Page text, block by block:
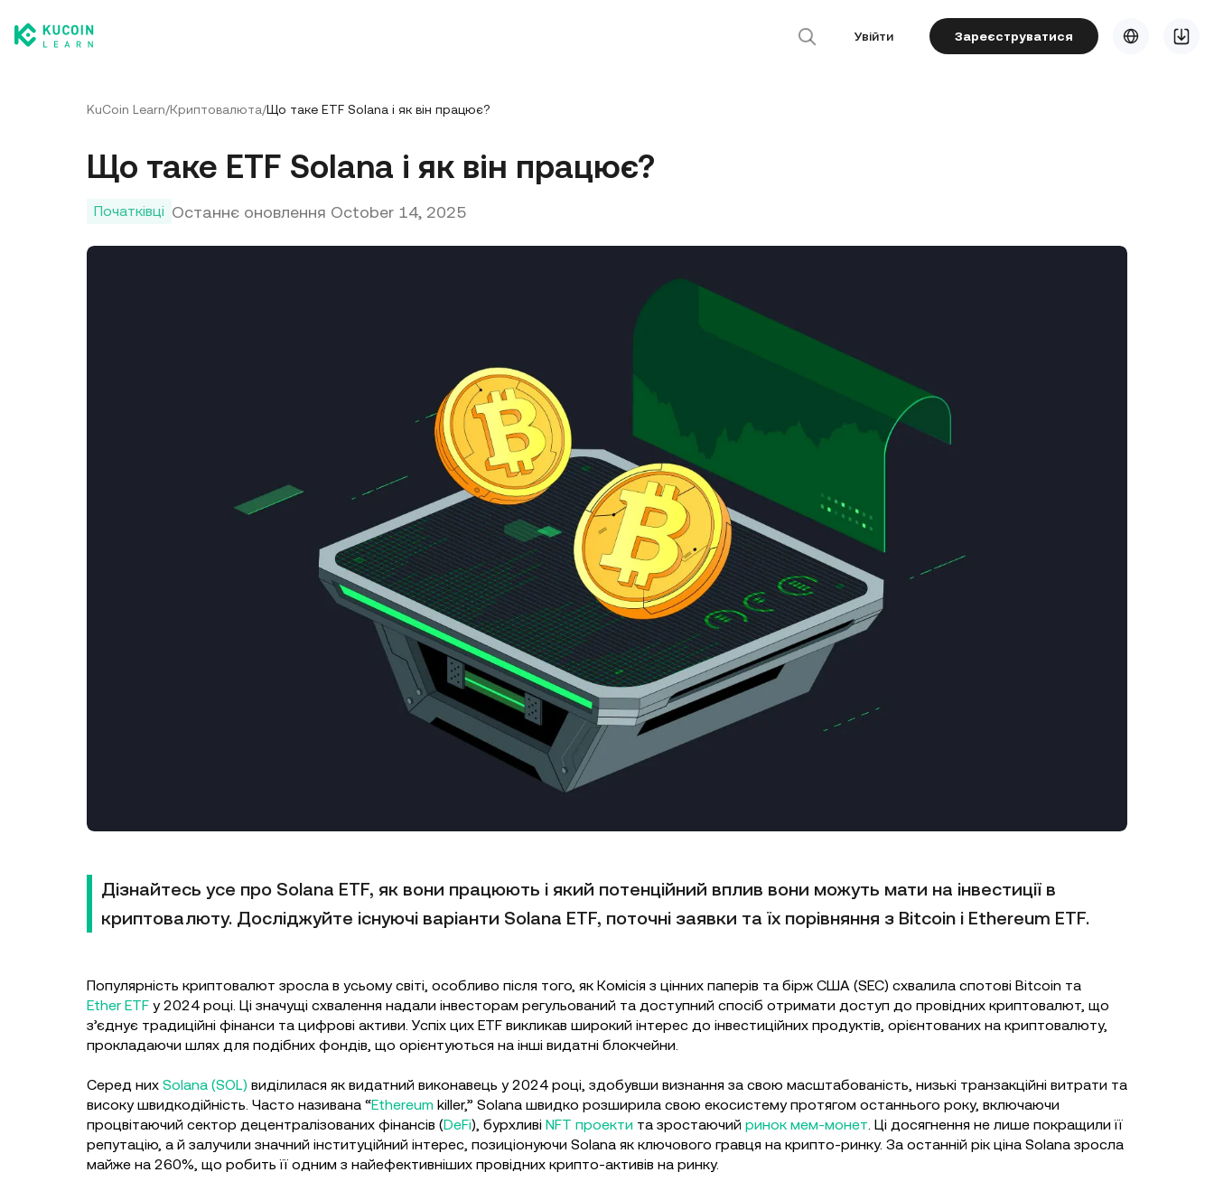
Увійти Зареєструватися
KuCoin Learn/Криптовалюта/Що таке ETF Solana і як він працює?
Що таке ETF Solana і як він працює?
Початківці Останнє оновлення October 14, 2025
Дізнайтесь усе про Solana ETF, як вони працюють і який потенційний вплив вони можуть мати на інвестиції в
криптовалюту. Досліджуйте існуючі варіанти Solana ETF, поточні заявки та їх порівняння з Bitcoin і Ethereum ETF.
Популярність криптовалют зросла в усьому світі, особливо після того, як Комісія з цінних паперів та бірж США (SEC) схвалила спотові Bitcoin та
Ether ETF у 2024 році. Ці значущі схвалення надали інвесторам регульований та доступний спосіб отримати доступ до провідних криптовалют, що
з’єднує традиційні фінанси та цифрові активи. Успіх цих ETF викликав широкий інтерес до інвестиційних продуктів, орієнтованих на криптовалюту,
прокладаючи шлях для подібних фондів, що орієнтуються на інші видатні блокчейни.
Серед них Solana (SOL) виділилася як видатний виконавець у 2024 році, здобувши визнання за свою масштабованість, низькі транзакційні витрати та
високу швидкодійність. Часто називана “Ethereum killer,” Solana швидко розширила свою екосистему протягом останнього року, включаючи
процвітаючий сектор децентралізованих фінансів (DeFi), бурхливі NFT проекти та зростаючий ринок мем-монет. Ці досягнення не лише покращили її
репутацію, а й залучили значний інституційний інтерес, позиціонуючи Solana як ключового гравця на крипто-ринку. За останній рік ціна Solana зросла
майже на 260%, що робить її одним з найефективніших провідних крипто-активів на ринку.